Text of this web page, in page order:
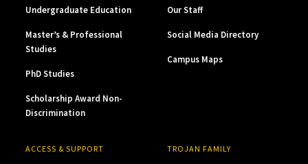
Undergraduate Education
Master’s & Professional
Studies
PhD Studies
Scholarship Award Non-
Discrimination
Our Staff
Social Media Directory
Campus Maps
ACCESS & SUPPORT TROJAN FAMILY